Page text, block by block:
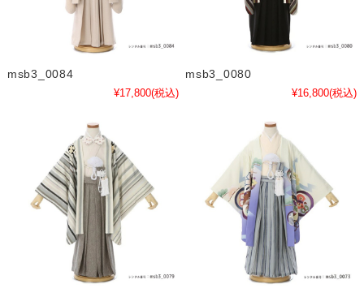
msb3_0084
¥17,800(税込)
msb3_0080
¥16,800(税込)